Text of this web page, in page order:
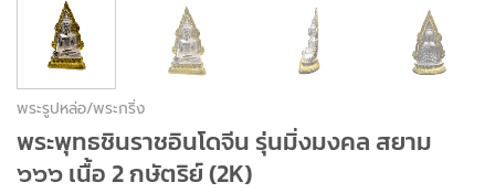
พระรูปหล่อ/พระกริ่ง
พระพุทธชินราชอินโดจีน รุ่นมิ่งมงคล สยาม
๖๖๖ เนื้อ 2 กษัตริย์ (2K)